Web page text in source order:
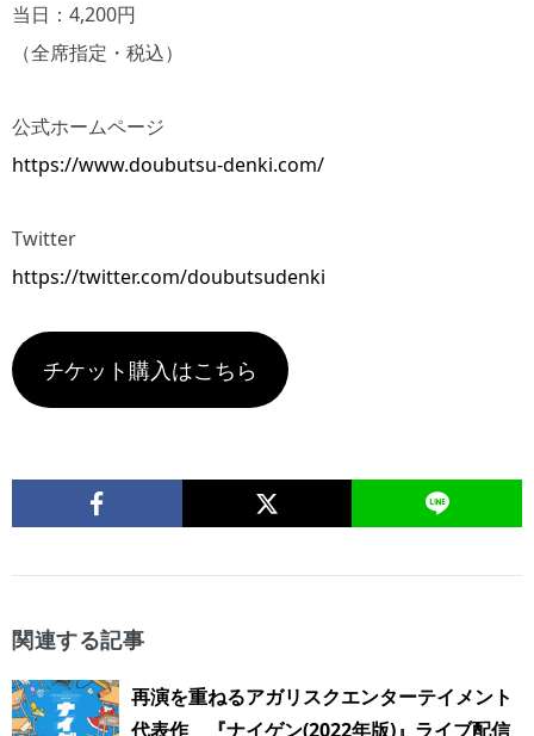
当日：4,200円
（全席指定・税込）
公式ホームページ
https://www.doubutsu-denki.com/
Twitter
https://twitter.com/doubutsudenki
チケット購入はこちら
関連する記事
再演を重ねるアガリスクエンターテイメント
代表作 『ナイゲン(2022年版)』ライブ配信